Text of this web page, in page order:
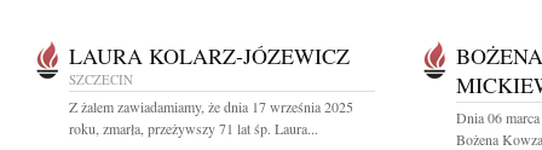
LAURA KOLARZ-JÓZEWICZ
SZCZECIN
Z żalem zawiadamiamy, że dnia 17 września 2025
roku, zmarła, przeżywszy 71 lat śp. Laura...
Dnia 06
Bożena